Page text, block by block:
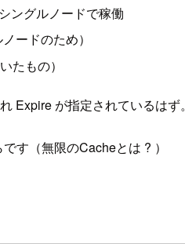
ングルノードで稼働
ードのため）
たもの）
Expire が指定されているはず。
す（無限のCacheとは ? ）